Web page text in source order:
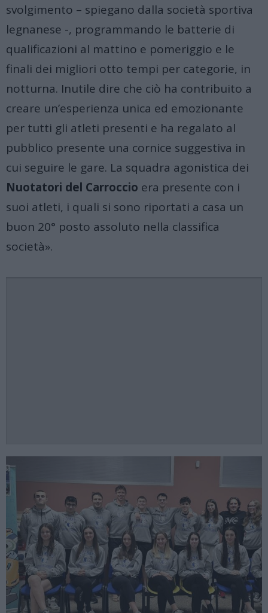
svolgimento – spiegano dalla società sportiva
legnanese -, programmando le batterie di
qualificazioni al mattino e pomeriggio e le
finali dei migliori otto tempi per categorie, in
notturna. Inutile dire che ciò ha contribuito a
creare un’esperienza unica ed emozionante
per tutti gli atleti presenti e ha regalato al
pubblico presente una cornice suggestiva in
cui seguire le gare. La squadra agonistica dei
Nuotatori del Carroccio era presente con i
suoi atleti, i quali si sono riportati a casa un
buon 20° posto assoluto nella classifica
società».